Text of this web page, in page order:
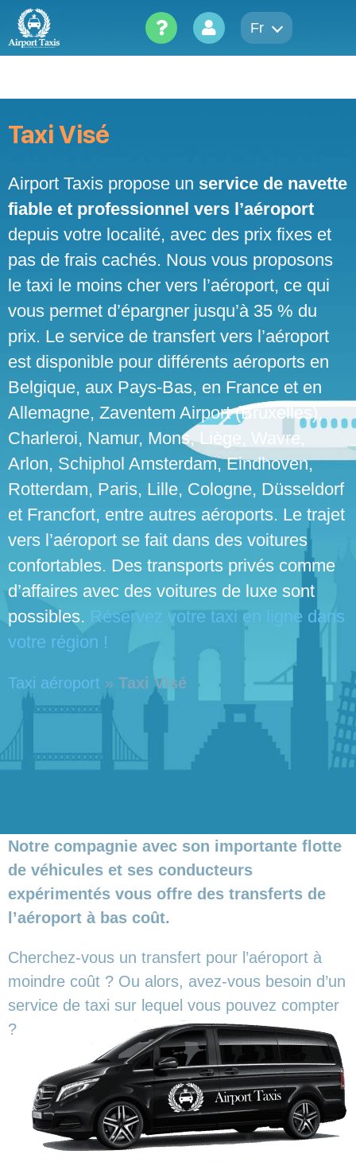
content
Fr
Taxi Visé
Airport Taxis propose un service de navette
fiable et professionnel vers l’aéroport
depuis votre localité, avec des prix fixes et
pas de frais cachés. Nous vous proposons
le taxi le moins cher vers l’aéroport, ce qui
vous permet d’épargner jusqu’à 35 % du
prix. Le service de transfert vers l’aéroport
est disponible pour différents aéroports en
Belgique, aux Pays-Bas, en France et en
Allemagne, Zaventem Airport (Bruxelles),
Charleroi, Namur, Mons, Liège, Wavre,
Arlon, Schiphol Amsterdam, Eindhoven,
Rotterdam, Paris, Lille, Cologne, Düsseldorf
et Francfort, entre autres aéroports. Le trajet
vers l’aéroport se fait dans des voitures
confortables. Des transports privés comme
d’affaires avec des voitures de luxe sont
possibles. Réservez votre taxi en ligne dans
votre région !
Taxi aéroport » Taxi Visé
Notre compagnie avec son importante flotte
de véhicules et ses conducteurs
expérimentés vous offre des transferts de
l’aéroport à bas coût.
Cherchez-vous un transfert pour l’aéroport à
moindre coût ? Ou alors, avez-vous besoin d’un
service de taxi sur lequel vous pouvez compter
?